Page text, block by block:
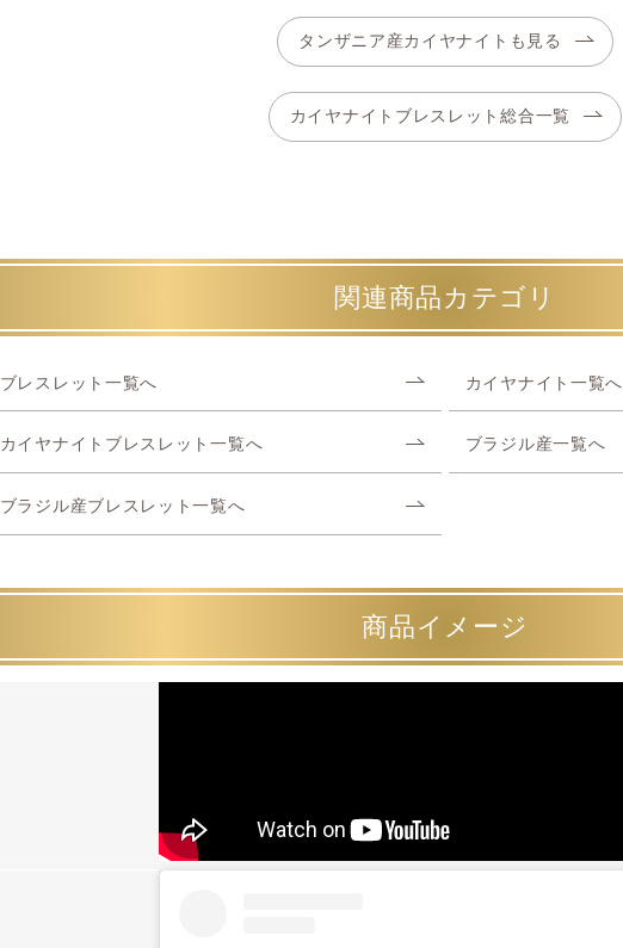
タンザニア産カイヤナイトも見る
カイヤナイトブレスレット総合一覧
関連商品カテゴリ
ブレスレット一覧へ カイヤナイト一覧へ
カイヤナイトブレスレット一覧へ ブラジル産一覧へ
ブラジル産ブレスレット一覧へ
商品イメージ